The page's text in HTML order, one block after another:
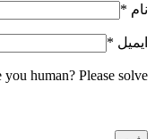
نام *
ایمیل *
you human? Please solve: